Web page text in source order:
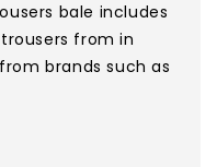
bale includes
from in
brands such as